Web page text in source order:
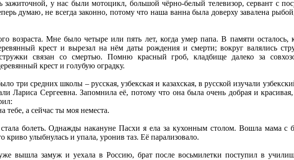
зажиточной, у нас были мотоцикл, большой чёрно-белый телевизор, сервант с
думаю, не всегда законно, потому что наша ванна была доверху завалена
возраста. Мне было четыре или пять лет, когда умер папа. В памяти
крест и вырезал на нём даты рождения и смерти; вокруг валялись
связан со смертью. Помню красный гроб, кладбище далеко за
крест и голубую оградку.
три средних школы – русская, узбекская и казахская, в русской изучали
Лариса Сергеевна. Запомнила её, потому что она была очень добрая и
тебе, а сейчас ты моя неместа.
болеть. Однажды накануне Пасхи я ела за кухонным столом. Вошла мама с
криво улыбнулась и упала, уронив таз. Её парализовало.
вышла замуж и уехала в Россию, брат после восьмилетки поступил в